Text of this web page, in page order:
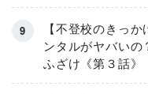
【不登校のきっ
ンタルがヤバい
ふざけ《第３話》